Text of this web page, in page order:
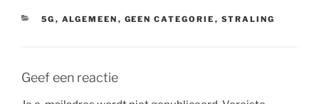
CATEGORIEËN
5G , ALGEMEEN , GEEN CATEGORIE , STRALING
Geef een reactie